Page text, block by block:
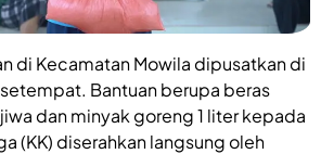
di Kecamatan Mowila dipusatkan di
Bantuan berupa beras
dan minyak goreng 1 liter kepada
(KK) diserahkan langsung oleh